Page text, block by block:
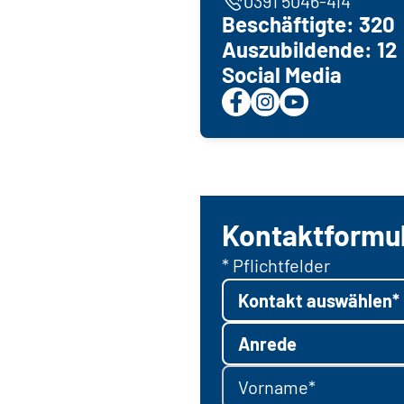
Beschäftigte: 320
Auszubildende: 12
Social Media
* Pflichtfelder
Kontakt auswählen*
Anrede
Vorname*